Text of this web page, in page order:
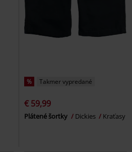
% Takmer vypredané
€ 59,99
Plátené šortky Dickies Kraťasy